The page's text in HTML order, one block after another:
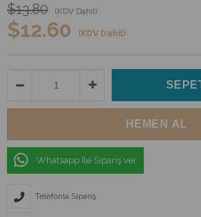
$13.80 (KDV Dahil)
$12.60 (KDV Dahil)
Whatsapp İle Sipariş ver
Telefonla Sipariş